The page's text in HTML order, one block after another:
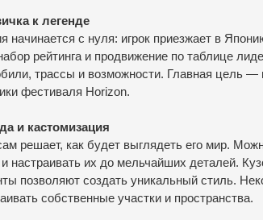
к легенде
начинается с нуля: игрок приезжает в
рейтинга и продвижение по таблице
трассы и возможности. Главная цель —
фестиваля Horizon.
и кастомизация
решает, как будет выглядеть его мир.
настраивать их до мельчайших деталей.
позволяют создать уникальный стиль.
собственные участки и пространства.